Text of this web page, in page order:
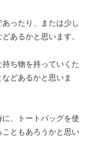
ったり、または少し
あるかと思います。
ち物を持っていくた
どあるかと思いま
、トートバッグを使
ともあろうかと思い